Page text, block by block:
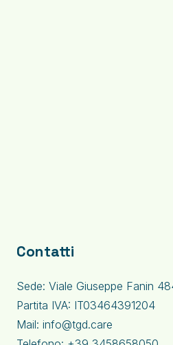
Contatti
Sede: Viale Giuseppe Fanin
Partita IVA: IT03464391204
Mail: info@tgd.care